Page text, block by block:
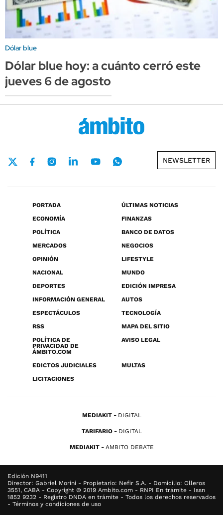
Dólar blue
Dólar blue hoy: a cuánto cerró este
jueves 6 de agosto
NEWSLETTER
PORTADA
ÚLTIMAS NOTICIAS
ECONOMÍA
FINANZAS
POLÍTICA
BANCO DE DATOS
MERCADOS
NEGOCIOS
OPINIÓN
LIFESTYLE
NACIONAL
MUNDO
DEPORTES
EDICIÓN IMPRESA
INFORMACIÓN GENERAL
AUTOS
ESPECTÁCULOS
TECNOLOGÍA
RSS
MAPA DEL SITIO
POLÍTICA DE
PRIVACIDAD DE
ÁMBITO.COM
AVISO LEGAL
EDICTOS JUDICIALES
MULTAS
LICITACIONES
MEDIAKIT DIGITAL
TARIFARIO DIGITAL
MEDIAKIT AMBITO DEBATE
Edición N9411
Director: Gabriel Morini - Propietario: Nefir S.A. - Domicilio: Olleros
3551, CABA - Copyright © 2019 Ambito.com - RNPI En trámite - Issn
1852 9232 - Registro DNDA en trámite - Todos los derechos reservados
- Términos y condiciones de uso